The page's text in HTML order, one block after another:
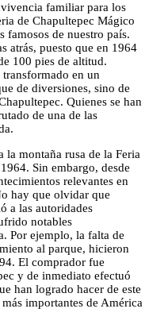
familiar para los
de Chapultepec Mágico
famosos de nuestro país.
atrás, puesto que en 1964
100 pies de altitud.
en un
de diversiones, sino de
Quienes se han
de una de las
la montaña rusa de la Feria
Sin embargo, desde
relevantes en
hay que olvidar que
a las autoridades
notables
Por ejemplo, la falta de
al parque, hicieron
El comprador fue
y de inmediato efectuó
han logrado hacer de este
importantes de América